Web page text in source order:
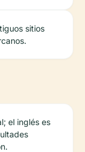
sitios
el inglés es